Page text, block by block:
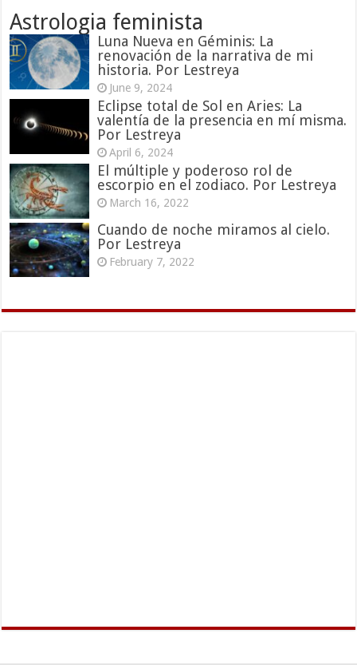
Astrologia feminista
Luna Nueva en Géminis: La
renovación de la narrativa de mi
historia. Por Lestreya
June 9, 2024
Eclipse total de Sol en Aries: La
valentía de la presencia en mí misma.
Por Lestreya
April 6, 2024
El múltiple y poderoso rol de
escorpio en el zodiaco. Por Lestreya
March 16, 2022
Cuando de noche miramos al cielo.
Por Lestreya
February 7, 2022